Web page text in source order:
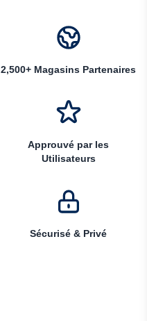
2,500+ Magasins Partenaires
Approuvé par les
Utilisateurs
Sécurisé & Privé